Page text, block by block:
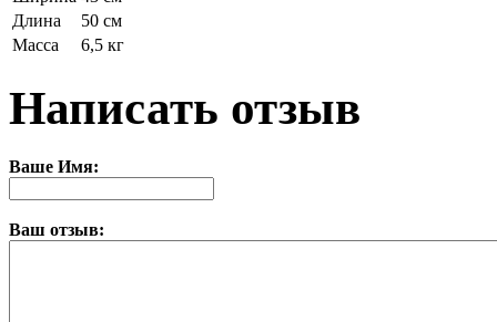
Длина
50 см
Масса
6,5 кг
Написать отзыв
Ваше Имя:
Ваш отзыв: